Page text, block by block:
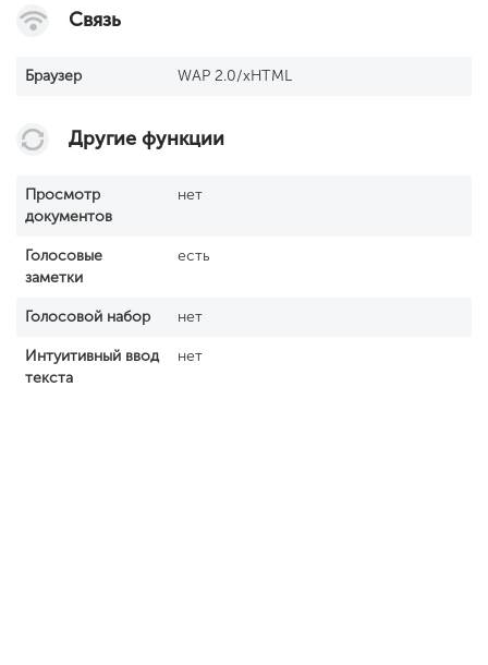
Связь
Браузер WAP 2.0/xHTML
Другие функции
Просмотр
документов
нет
Голосовые
заметки
есть
Голосовой набор нет
Интуитивный ввод
текста
нет